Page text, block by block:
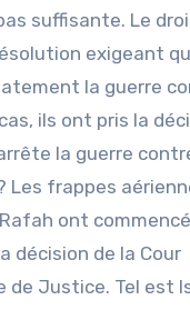
suffisante. Le
exigeant
la guerre
ils ont pris la
la guerre
Les frappes
ont
décision de la Cour
de Justice. Tel est